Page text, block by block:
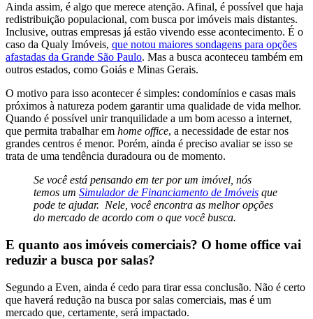
Ainda assim, é algo que merece atenção. Afinal, é possível que haja
redistribuição populacional, com busca por imóveis mais distantes.
Inclusive, outras empresas já estão vivendo esse acontecimento. É o
caso da Qualy Imóveis, que notou maiores sondagens para opções
afastadas da Grande São Paulo. Mas a busca aconteceu também em
outros estados, como Goiás e Minas Gerais.
O motivo para isso acontecer é simples: condomínios e casas mais
próximos à natureza podem garantir uma qualidade de vida melhor.
Quando é possível unir tranquilidade a um bom acesso a internet,
que permita trabalhar em home office, a necessidade de estar nos
grandes centros é menor. Porém, ainda é preciso avaliar se isso se
trata de uma tendência duradoura ou de momento.
Se você está pensando em ter por um imóvel, nós
temos um Simulador de Financiamento de Imóveis que
pode te ajudar. Nele, você encontra as melhor opções
do mercado de acordo com o que você busca.
E quanto aos imóveis comerciais? O home office vai
reduzir a busca por salas?
Segundo a Even, ainda é cedo para tirar essa conclusão. Não é certo
que haverá redução na busca por salas comerciais, mas é um
mercado que, certamente, será impactado.